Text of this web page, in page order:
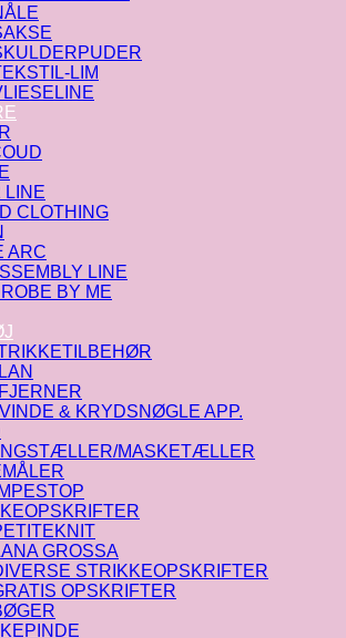
LIM
LINE
CLOTHING
ARC
LINE
BY ME
& KRYDSNØGLE APP.
MASKETÆLLER
GROSSA
STRIKKEOPSKRIFTER
OPSKRIFTER